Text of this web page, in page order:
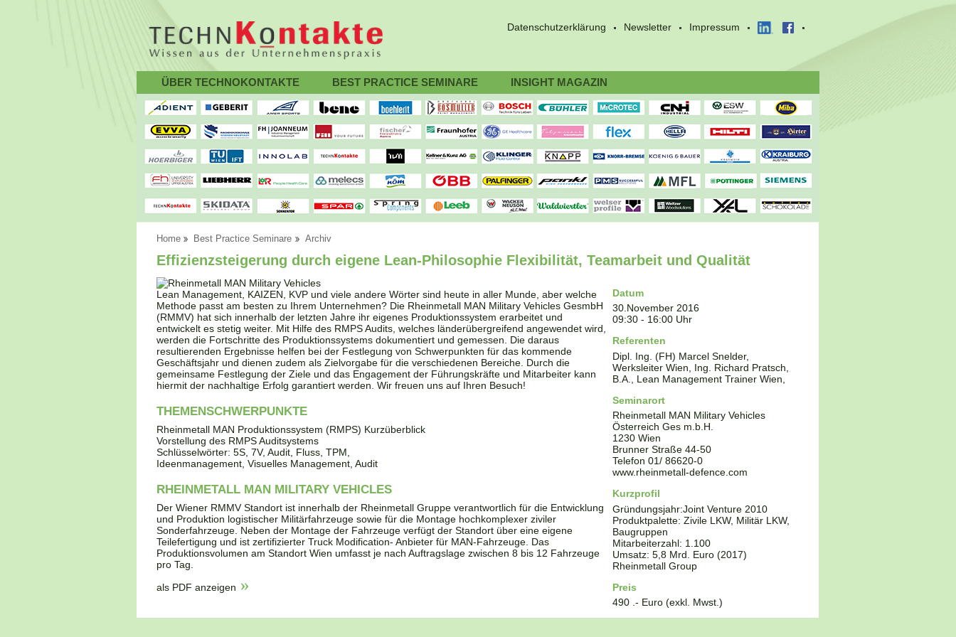
Datenschutzerklärung Newsletter Impressum
ÜBER TECHNOKONTAKTE BEST PRACTICE SEMINARE INSIGHT MAGAZIN
Home Best Practice Seminare Archiv
Effizienzsteigerung durch eigene Lean-Philosophie Flexibilität, Teamarbeit und Qualität
Lean Management, KAIZEN, KVP und viele andere Wörter sind heute in aller Munde, aber welche
Methode passt am besten zu Ihrem Unternehmen? Die Rheinmetall MAN Military Vehicles GesmbH
(RMMV) hat sich innerhalb der letzten Jahre ihr eigenes Produktionssystem erarbeitet und
entwickelt es stetig weiter. Mit Hilfe des RMPS Audits, welches länderübergreifend angewendet wird,
werden die Fortschritte des Produktionssystems dokumentiert und gemessen. Die daraus
resultierenden Ergebnisse helfen bei der Festlegung von Schwerpunkten für das kommende
Geschäftsjahr und dienen zudem als Zielvorgabe für die verschiedenen Bereiche. Durch die
gemeinsame Festlegung der Ziele und das Engagement der Führungskräfte und Mitarbeiter kann
hiermit der nachhaltige Erfolg garantiert werden. Wir freuen uns auf Ihren Besuch!
THEMENSCHWERPUNKTE
Rheinmetall MAN Produktionssystem (RMPS) Kurzüberblick
Vorstellung des RMPS Auditsystems
Schlüsselwörter: 5S, 7V, Audit, Fluss, TPM,
Ideenmanagement, Visuelles Management, Audit
RHEINMETALL MAN MILITARY VEHICLES
Der Wiener RMMV Standort ist innerhalb der Rheinmetall Gruppe verantwortlich für die Entwicklung
und Produktion logistischer Militärfahrzeuge sowie für die Montage hochkomplexer ziviler
Sonderfahrzeuge. Neben der Montage der Fahrzeuge verfügt der Standort über eine eigene
Teilefertigung und ist zertifizierter Truck Modification- Anbieter für MAN-Fahrzeuge. Das
Produktionsvolumen am Standort Wien umfasst je nach Auftragslage zwischen 8 bis 12 Fahrzeuge
pro Tag.
als PDF anzeigen
Datum
30.November 2016
09:30 - 16:00 Uhr
Referenten
Dipl. Ing. (FH) Marcel Snelder,
Werksleiter Wien, Ing. Richard Pratsch,
B.A., Lean Management Trainer Wien,
Seminarort
Rheinmetall MAN Military Vehicles
Österreich Ges m.b.H.
1230 Wien
Brunner Straße 44-50
Telefon01/ 86620-0
www.rheinmetall-defence.com
Kurzprofil
Gründungsjahr:Joint Venture 2010
Produktpalette:Zivile LKW, Militär LKW,
Baugruppen
Mitarbeiterzahl: 1.100
Umsatz: 5,8 Mrd. Euro (2017)
Rheinmetall Group
Preis
490 .- Euro (exkl. Mwst.)